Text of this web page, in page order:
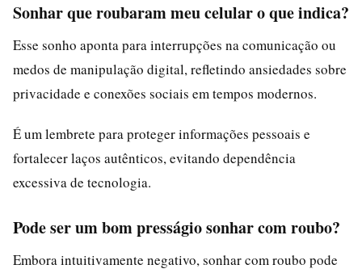
Sonhar que roubaram meu celular o que indica?
Esse sonho aponta para interrupções na comunicação ou
medos de manipulação digital, refletindo ansiedades sobre
privacidade e conexões sociais em tempos modernos.
É um lembrete para proteger informações pessoais e
fortalecer laços autênticos, evitando dependência
excessiva de tecnologia.
Pode ser um bom presságio sonhar com roubo?
Embora intuitivamente negativo, sonhar com roubo pode